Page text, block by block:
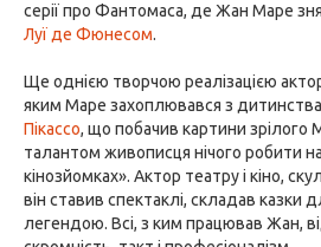
серії про Фантомаса, де Жан Маре
Луї де Фюнесом.
Ще однією творчою реалізацією
яким Маре захоплювався з
Пікассо, що побачив картини зрілого
талантом живописця нічого робити
кінозйомках». Актор театру і кіно,
він ставив спектаклі, складав казки
легендою. Всі, з ким працював Жан,